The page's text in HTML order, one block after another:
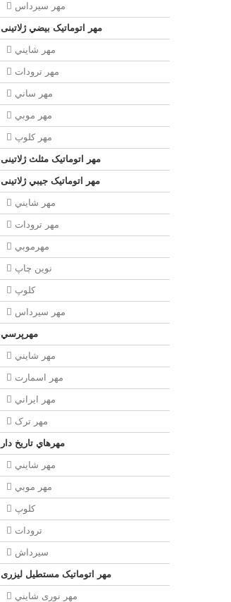
مهر سيرداس
مهر اتوماتیک بيضي ژلاتینی
مهر شايني
مهر ترودات
مهر ساني
مهر موبي
مهر كلوپ
مهر اتوماتیک مثلث ژلاتینی
مهر اتوماتیک جيبي ژلاتینی
مهر شايني
مهر ترودات
مهرموبي
نوين چاپ
کلوپ
مهر سيرداس
مهرپرسي
مهر شايني
مهر اسمارت
مهر ايراني
مهر ترک
مهرهاي تاريخ دار
مهر شايني
مهر موبي
کلوپ
ترودات
سیرداش
مهر اتوماتیک مستطیل لیزری
مهر نوری شايني